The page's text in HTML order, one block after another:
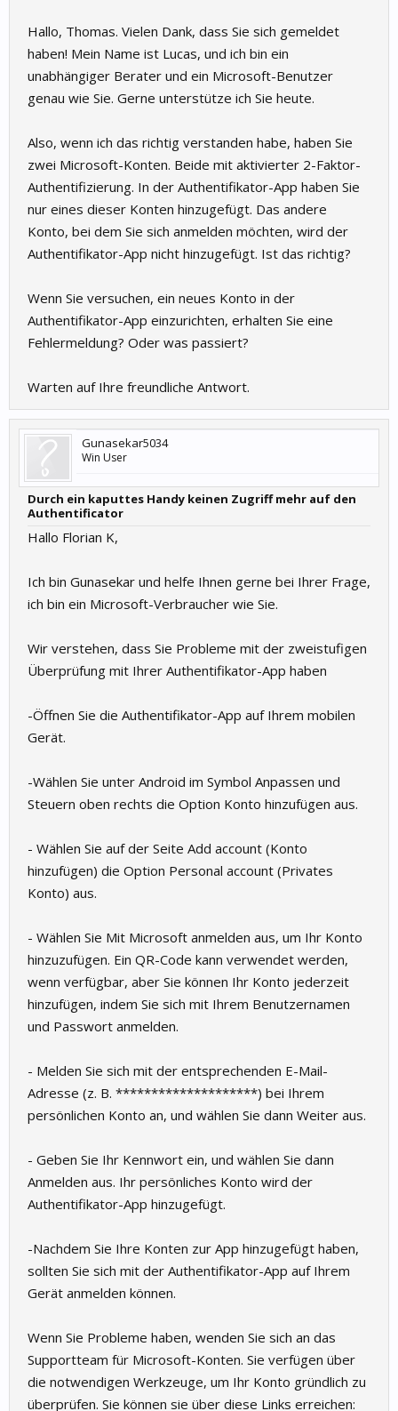
Hallo, Thomas. Vielen Dank, dass Sie sich gemeldet
haben! Mein Name ist Lucas, und ich bin ein
unabhängiger Berater und ein Microsoft-Benutzer
genau wie Sie. Gerne unterstütze ich Sie heute.
Also, wenn ich das richtig verstanden habe, haben Sie
zwei Microsoft-Konten. Beide mit aktivierter 2-Faktor-
Authentifizierung. In der Authentifikator-App haben Sie
nur eines dieser Konten hinzugefügt. Das andere
Konto, bei dem Sie sich anmelden möchten, wird der
Authentifikator-App nicht hinzugefügt. Ist das richtig?
Wenn Sie versuchen, ein neues Konto in der
Authentifikator-App einzurichten, erhalten Sie eine
Fehlermeldung? Oder was passiert?
Warten auf Ihre freundliche Antwort.
Gunasekar5034
Win User
Durch ein kaputtes Handy keinen Zugriff mehr auf den
Authentificator
Hallo Florian K,
Ich bin Gunasekar und helfe Ihnen gerne bei Ihrer Frage,
ich bin ein Microsoft-Verbraucher wie Sie.
Wir verstehen, dass Sie Probleme mit der zweistufigen
Überprüfung mit Ihrer Authentifikator-App haben
-Öffnen Sie die Authentifikator-App auf Ihrem mobilen
Gerät.
-Wählen Sie unter Android im Symbol Anpassen und
Steuern oben rechts die Option Konto hinzufügen aus.
- Wählen Sie auf der Seite Add account (Konto
hinzufügen) die Option Personal account (Privates
Konto) aus.
- Wählen Sie Mit Microsoft anmelden aus, um Ihr Konto
hinzuzufügen. Ein QR-Code kann verwendet werden,
wenn verfügbar, aber Sie können Ihr Konto jederzeit
hinzufügen, indem Sie sich mit Ihrem Benutzernamen
und Passwort anmelden.
- Melden Sie sich mit der entsprechenden E-Mail-
Adresse (z. B. ********************) bei Ihrem
persönlichen Konto an, und wählen Sie dann Weiter aus.
- Geben Sie Ihr Kennwort ein, und wählen Sie dann
Anmelden aus. Ihr persönliches Konto wird der
Authentifikator-App hinzugefügt.
-Nachdem Sie Ihre Konten zur App hinzugefügt haben,
sollten Sie sich mit der Authentifikator-App auf Ihrem
Gerät anmelden können.
Wenn Sie Probleme haben, wenden Sie sich an das
Supportteam für Microsoft-Konten. Sie verfügen über
die notwendigen Werkzeuge, um Ihr Konto gründlich zu
überprüfen. Sie können sie über diese Links erreichen: